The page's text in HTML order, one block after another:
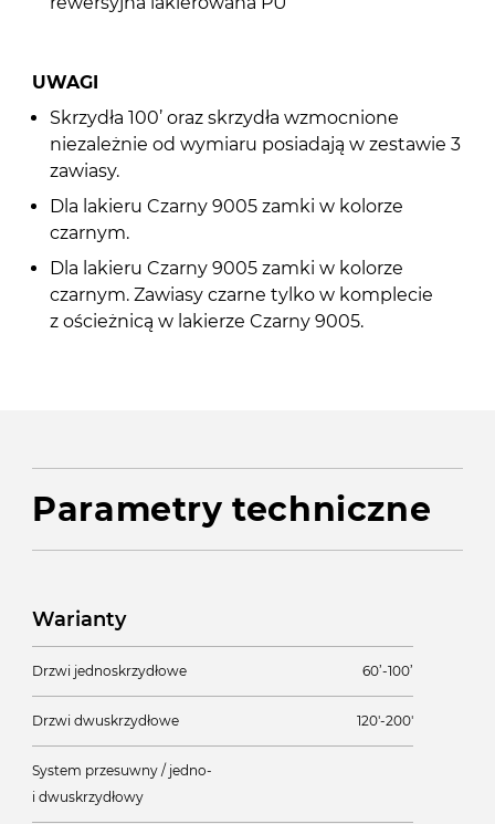
UWAGI
Skrzydła 100’ oraz skrzydła wzmocnione
niezależnie od wymiaru posiadają w zestawie 3
zawiasy.
Dla lakieru Czarny 9005 zamki w kolorze
czarnym.
Dla lakieru Czarny 9005 zamki w kolorze
czarnym. Zawiasy czarne tylko w komplecie
z ościeżnicą w lakierze Czarny 9005.
Parametry techniczne
Warianty
Drzwi jednoskrzydłowe 60’-100’
Drzwi dwuskrzydłowe 120'-200'
System przesuwny / jedno-
i dwuskrzydłowy